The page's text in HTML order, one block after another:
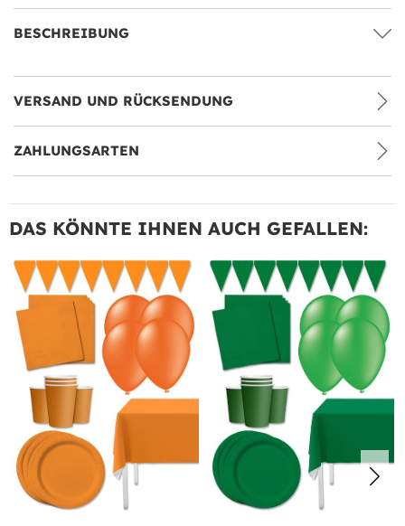
BESCHREIBUNG
VERSAND UND RÜCKSENDUNG
ZAHLUNGSARTEN
DAS KÖNNTE IHNEN AUCH GEFALLEN: